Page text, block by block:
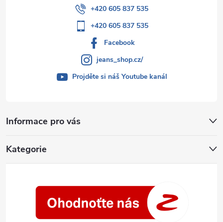
Informace pro vás
Kategorie
+420 605 837 535
+420 605 837 535
Facebook
jeans_shop.cz/
Projděte si náš Youtube kanál